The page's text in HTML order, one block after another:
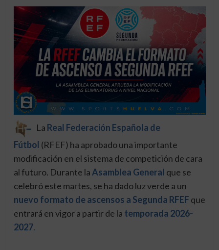
La Real Federación Española de
Fútbol (RFEF) ha aprobado una importante
modificación en el sistema de competición de cara
al futuro. Durante laAsamblea General que se
celebró este martes, se ha dado luz verde a un
nuevo formato de ascensos a Segunda RFEF que
entrará en vigor a partir de la temporada 2026-
2027.